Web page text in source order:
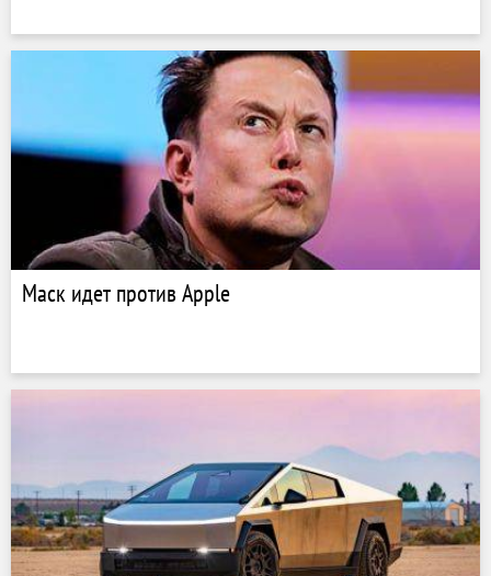
Маск идет против Apple